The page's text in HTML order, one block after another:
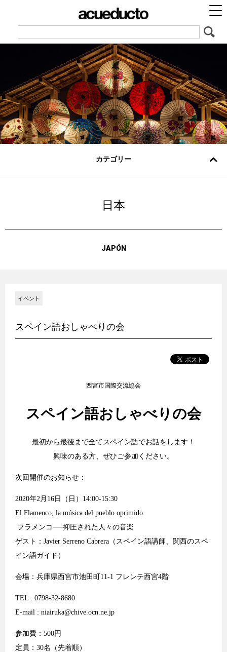
カテゴリー
日本
JAPÓN
イベント
スペイン語おしゃべりの会
西宮市国際交流協会
スペイン語おしゃべりの会
最初から最後まで全てスペイン語でお話をします！
興味のある方、ぜひご参加ください。
次回開催のお知らせ：
2020年2月16日（日）14:00-15:30
El Flamenco, la música del pueblo oprimido
フラメンコ──抑圧された人々の音楽
ゲスト：Javier Serreno Cabrera（スペイン語講師、関西のスペ
イン語ガイド）
会場：兵庫県西宮市池田町11-1 フレンテ西宮4階
TEL : 0798-32-8680
E-mail : niairuka@chive.ocn.ne.jp
参加費：500円
定員：30名（先着順）